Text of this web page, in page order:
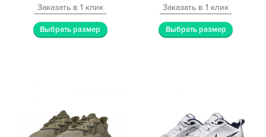
Заказать в 1 клик
Выбрать размер
Заказать в 1 клик
Выбрать размер